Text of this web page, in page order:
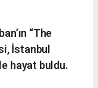
“The
İstanbul
hayat buldu.